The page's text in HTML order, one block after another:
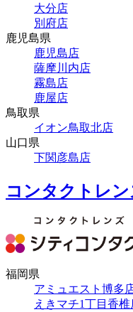
大分店
別府店
鹿児島県
鹿児島店
薩摩川内店
霧島店
鹿屋店
鳥取県
イオン鳥取北店
山口県
下関彦島店
コンタクトレ
福岡県
アミュエスト博多
えきマチ1丁目香椎